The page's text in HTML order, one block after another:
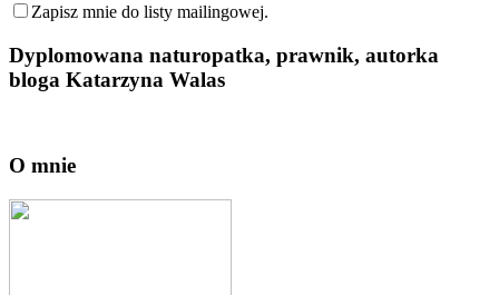
Zapisz mnie do listy mailingowej.
Dyplomowana naturopatka, prawnik, autorka
bloga Katarzyna Walas
O mnie